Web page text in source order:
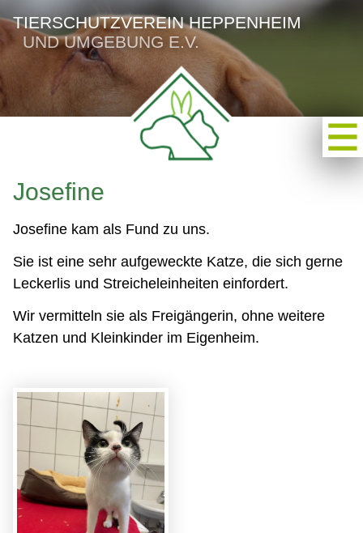
TIERSCHUTZVEREIN HEPPENHEIM
UND UMGEBUNG E.V.
Josefine
Josefine kam als Fund zu uns.
Sie ist eine sehr aufgeweckte Katze, die sich gerne
Leckerlis und Streicheleinheiten einfordert.
Wir vermitteln sie als Freigängerin, ohne weitere
Katzen und Kleinkinder im Eigenheim.